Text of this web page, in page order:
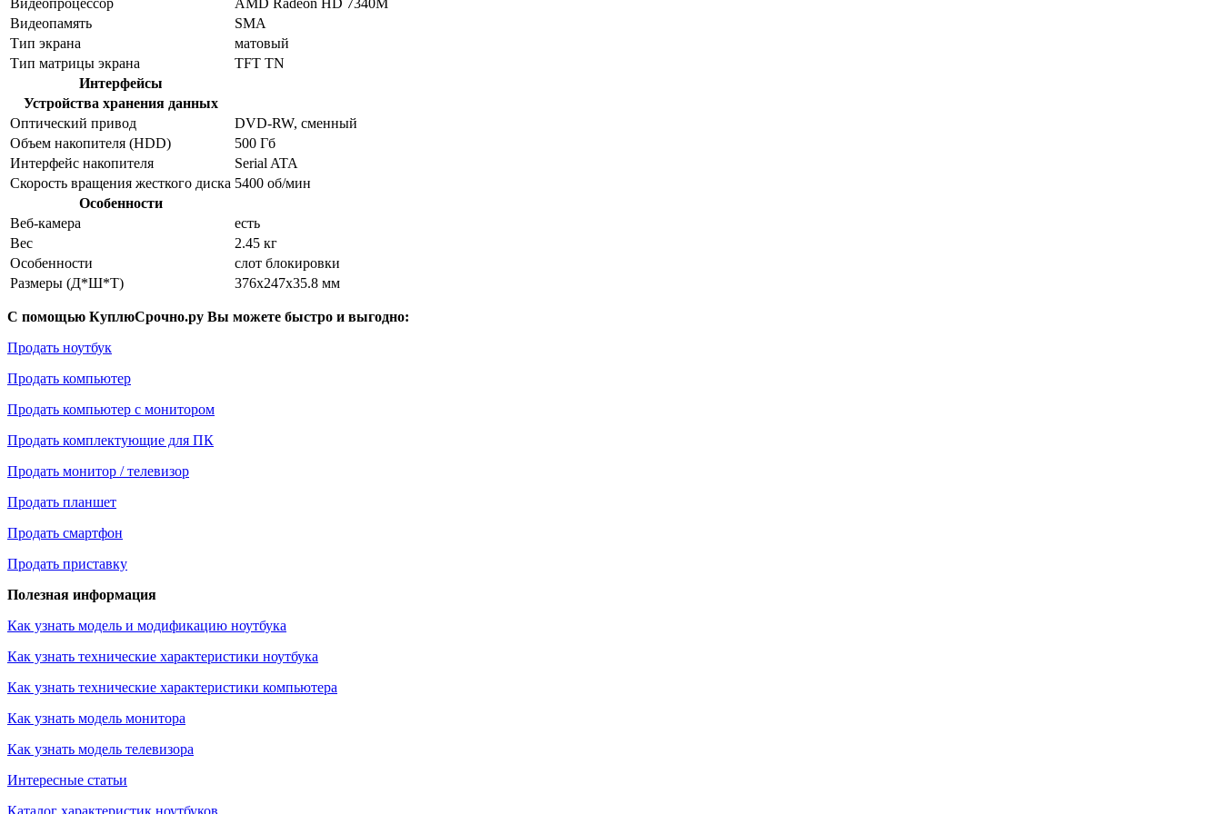
Видеопамять
SMA
Тип экрана
матовый
Тип матрицы экрана
TFT TN
Интерфейсы
Устройства хранения данных
Оптический привод
DVD-RW, сменный
Объем накопителя (HDD)
500 Гб
Интерфейс накопителя
Serial ATA
Скорость вращения жесткого диска 5400 об/мин
Особенности
Веб-камера
есть
Вес
2.45 кг
Особенности
слот блокировки
Размеры (Д*Ш*Т)
376x247x35.8 мм
С помощью КуплюСрочно.ру Вы можете быстро и выгодно:
Продать ноутбук
Продать компьютер
Продать компьютер с монитором
Продать комплектующие для ПК
Продать монитор / телевизор
Продать планшет
Продать смартфон
Продать приставку
Полезная информация
Как узнать модель и модификацию ноутбука
Как узнать технические характеристики ноутбука
Как узнать технические характеристики компьютера
Как узнать модель монитора
Как узнать модель телевизора
Интересные статьи
Каталог характеристик ноутбуков